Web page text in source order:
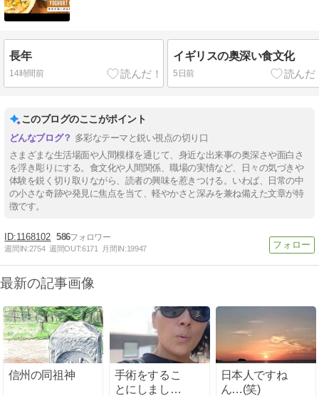
長年
14時間前
イギリスの奥深い食文化
5日前
このブログのここがポイント
多彩なテーマと鋭い視点の切り口
さまざまな生活場面や人間模様を通じて、身近な出来事の奥深さや面白さ
を浮き彫りにする。食文化や人間関係、職場の実情など、日々の気づきや
体験を鋭く切り取りながら、読者の興味を惹きつける。いわば、日常の中
の小さな奇跡や発見に焦点を当て、軽やかさと深みを兼ね備えた文章が特
徴です。
1168102 586
週間IN:2754 週間OUT:6171 月間IN:19947
最新の記事画像
信州の同祖神
手術をするこ
とにしまし
日本人ですね
ん…(笑)